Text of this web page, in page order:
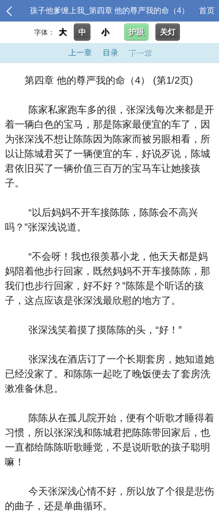
孩子他爹缠上我_第四章 他的尊严我的命（4） 首页
字体： 大 中 小 护眼 关灯
上一章 目录 下一章
第四章 他的尊严我的命（4） (第1/2页)
陈家私家跑车多的很，张深浅每次来都是开
着一辆白色的宝马，那是陈家最便宜的车了，因
为张深浅不想让陈陈因为陈家而被另眼相看，所
以让陈城君买了一辆便宜的车，好说歹说，陈城
君依旧买了一辆价值三百万的宝马车让她接孩
子。
“以后妈妈不开车接陈陈，陈陈会不高兴
吗？”张深浅说道。
“不会呀！我也很羡慕小龙，他天天都是妈
妈陪着他步行回家，既然妈妈不开车接陈陈，那
我们也步行回家，好不好？”陈陈是个听话的孩
子，这点应该是张深浅最欣慰的地方了。
张深浅笑着摸了摸陈陈的头，“好！”
张深浅在酒店订了一个长期套房，她知道她
已经没家了。和陈陈一起吃了晚饭便去了套房洗
漱准备休息。
陈陈从在孤儿院开始，便有个听歌才睡得着
习惯，所以张深浅和陈城君把陈陈带回家后，也
一直都给陈陈听歌睡觉，不是说听歌的孩子聪明
嘛！
今天张深浅心情不好，所以放了个很是悲伤
的曲子，还是单曲循环。